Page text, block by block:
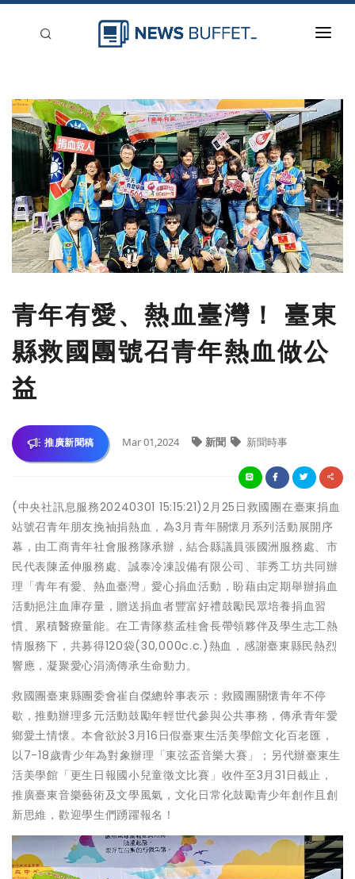
新聞稿分類
登入
刊登
青年有愛、熱血臺灣！ 臺東
縣救國團號召青年熱血做公
益
推廣新聞稿 Mar 01,2024 新聞 新聞時事
(中央社訊息服務20240301 15:15:21)2月25日救國團在臺東捐血
站號召青年朋友挽袖捐熱血，為3月青年關懷月系列活動展開序
幕，由工商青年社會服務隊承辦，結合縣議員張國洲服務處、市
民代表陳孟伸服務處、誠泰冷凍設備有限公司、菲秀工坊共同辦
理「青年有愛、熱血臺灣」愛心捐血活動，盼藉由定期舉辦捐血
活動挹注血庫存量，贈送捐血者豐富好禮鼓勵民眾培養捐血習
慣、累積醫療量能。在工青隊蔡孟桂會長帶領夥伴及學生志工熱
情服務下，共募得120袋(30,000c.c.)熱血，感謝臺東縣民熱烈
響應，凝聚愛心涓滴傳承生命動力。
救國團臺東縣團委會崔自傑總幹事表示：救國團關懷青年不停
歇，推動辦理多元活動鼓勵年輕世代參與公共事務，傳承青年愛
鄉愛土情懷。本會欲於3月16日假臺東生活美學館文化百老匯，
以7-18歲青少年為對象辦理「東弦盃音樂大賽」；另代辦臺東生
活美學館「更生日報國小兒童徵文比賽」收件至3月31日截止，
推廣臺東音樂藝術及文學風氣，文化日常化鼓勵青少年創作且創
新思維，歡迎學生們踴躍報名！